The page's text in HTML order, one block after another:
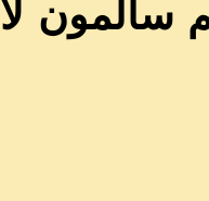
سالمون لا